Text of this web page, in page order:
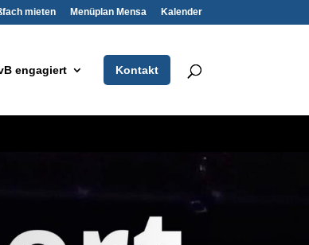
mieten Menüplan Mensa Kalender
engagiert Kontakt